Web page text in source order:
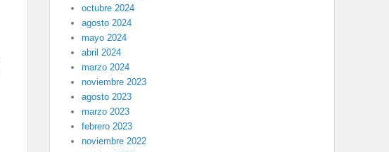
octubre 2024
agosto 2024
mayo 2024
abril 2024
marzo 2024
noviembre 2023
agosto 2023
marzo 2023
febrero 2023
noviembre 2022